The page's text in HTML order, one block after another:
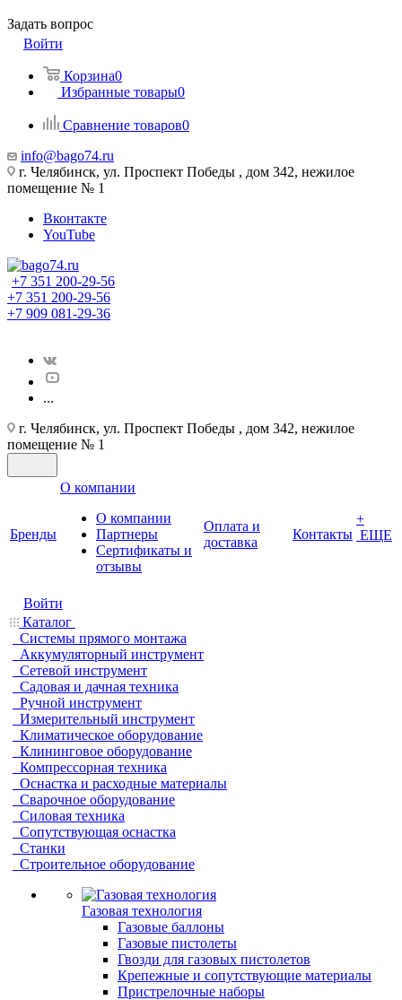
Задать вопрос
Войти
Корзина0
Избранные товары0
Сравнение товаров0
info@bago74.ru
г. Челябинск, ул. Проспект Победы , дом 342, нежилое
помещение № 1
Вконтакте
YouTube
+7 351 200-29-56
+7 351 200-29-56
+7 909 081-29-36
...
г. Челябинск, ул. Проспект Победы , дом 342, нежилое
помещение № 1
Бренды
О компании
О компании
Партнеры
Cертификаты и
отзывы
Оплата и
доставка
Контакты
+
ЕЩЕ
Войти
Каталог
Системы прямого монтажа
Аккумуляторный инструмент
Сетевой инструмент
Садовая и дачная техника
Ручной инструмент
Измерительный инструмент
Климатическое оборудование
Клининговое оборудование
Компрессорная техника
Оснастка и расходные материалы
Сварочное оборудование
Силовая техника
Сопутствующая оснастка
Станки
Строительное оборудование
Газовая технология
Газовые баллоны
Газовые пистолеты
Гвозди для газовых пистолетов
Крепежные и сопутствующие материалы
Пристрелочные наборы